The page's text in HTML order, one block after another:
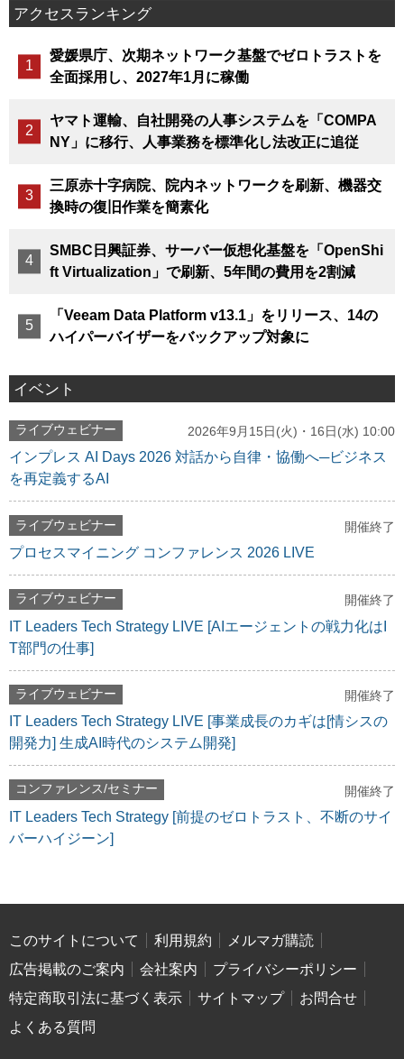
アクセスランキング
愛媛県庁、次期ネットワーク基盤でゼロトラストを
全面採用し、2027年1月に稼働
ヤマト運輸、自社開発の人事システムを「COMPA
NY」に移行、人事業務を標準化し法改正に追従
三原赤十字病院、院内ネットワークを刷新、機器交
換時の復旧作業を簡素化
SMBC日興証券、サーバー仮想化基盤を「OpenShi
ft Virtualization」で刷新、5年間の費用を2割減
「Veeam Data Platform v13.1」をリリース、14の
ハイパーバイザーをバックアップ対象に
イベント
ライブウェビナー 2026年9月15日(火)・16日(水) 10:00
インプレス AI Days 2026 対話から自律・協働へ─ビジネス
を再定義するAI
ライブウェビナー 開催終了
プロセスマイニング コンファレンス 2026 LIVE
ライブウェビナー 開催終了
IT Leaders Tech Strategy LIVE [AIエージェントの戦力化はI
T部門の仕事]
ライブウェビナー 開催終了
IT Leaders Tech Strategy LIVE [事業成長のカギは[情シスの
開発力] 生成AI時代のシステム開発]
コンファレンス/セミナー 開催終了
IT Leaders Tech Strategy [前提のゼロトラスト、不断のサイ
バーハイジーン]
このサイトについて 利用規約
メルマガ購読
広告掲載のご案内
会社案内
プライバシーポリシー
特定商取引法に基づく表示
サイトマップ
お問合せ
よくある質問